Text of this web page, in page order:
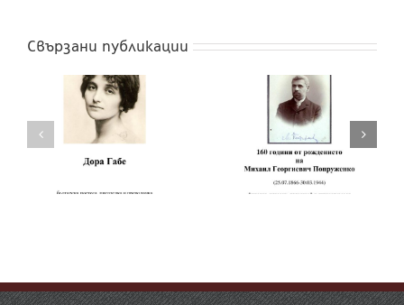
Свързани публикации
160 години от
160 години от
рождението на
Чичо Стоян
(псевдоним на
Стоян Михайлов